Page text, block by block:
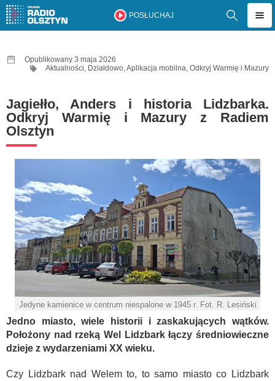
POSŁUCHAJ
Opublikowany 3 maja 2026
Aktualności, Działdowo,Aplikacja mobilna, Odkryj Warmię i Mazury
Jagiełło, Anders i historia Lidzbarka.
Odkryj Warmię i Mazury z Radiem
Olsztyn
Jedyne kamienice w centrum niespalone w 1945 r. Fot. R. Lesiński
Jedno miasto, wiele historii i zaskakujących wątków.
Położony nad rzeką Wel Lidzbark łączy średniowieczne
dzieje z wydarzeniami XX wieku.
Czy Lidzbark nad Welem to, to samo miasto co Lidzbark